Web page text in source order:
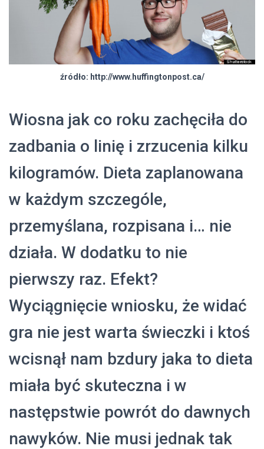
źródło: http://www.huffingtonpost.ca/
Wiosna jak co roku zachęciła do
zadbania o linię i zrzucenia kilku
kilogramów. Dieta zaplanowana
w każdym szczególe,
przemyślana, rozpisana i… nie
działa. W dodatku to nie
pierwszy raz. Efekt?
Wyciągnięcie wniosku, że widać
gra nie jest warta świeczki i ktoś
wcisnął nam bzdury jaka to dieta
miała być skuteczna i w
następstwie powrót do dawnych
nawyków. Nie musi jednak tak